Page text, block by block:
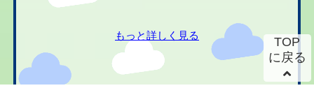
もっと詳しく見る
TOP
に戻る